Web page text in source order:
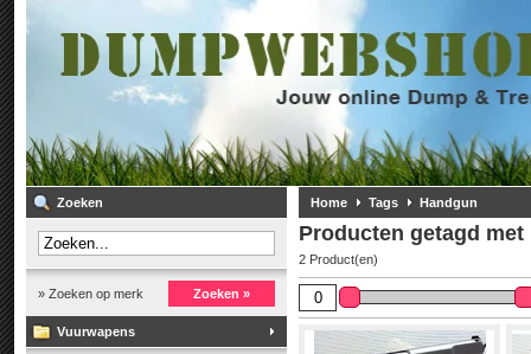
Zoeken
» Zoeken op merk Zoeken »
Vuurwapens
Home Tags Handgun
Producten getagd met
2 Product(en)